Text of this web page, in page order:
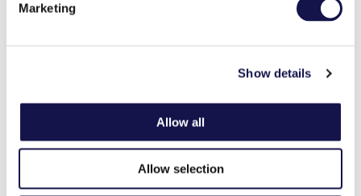
Marketing
Show details
Allow all
Allow selection